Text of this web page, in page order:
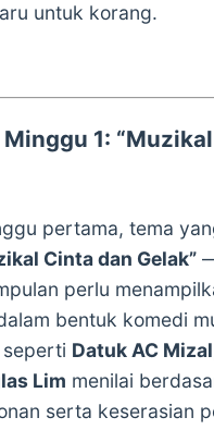
untuk korang.
Minggu 1:
pertama, tema
Cinta dan Gelak”
perlu
bentuk komedi
Datuk AC Mizal
Lim menilai
serta keserasian